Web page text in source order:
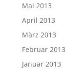
Mai 2013
April 2013
März 2013
Februar 2013
Januar 2013